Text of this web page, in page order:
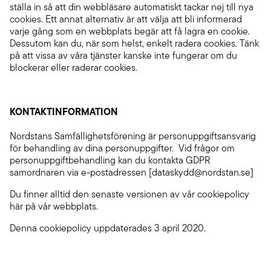
ställa in så att din webbläsare automatiskt tackar nej till nya
cookies. Ett annat alternativ är att välja att bli informerad
varje gång som en webbplats begär att få lagra en cookie.
Dessutom kan du, när som helst, enkelt radera cookies. Tänk
på att vissa av våra tjänster kanske inte fungerar om du
blockerar eller raderar cookies.
KONTAKTINFORMATION
Nordstans Samfällighetsförening är personuppgiftsansvarig
för behandling av dina personuppgifter. Vid frågor om
personuppgiftbehandling kan du kontakta GDPR
samordnaren via e-postadressen [dataskydd@nordstan.se]
Du finner alltid den senaste versionen av vår cookiepolicy
här på vår webbplats.
Denna cookiepolicy uppdaterades 3 april 2020.